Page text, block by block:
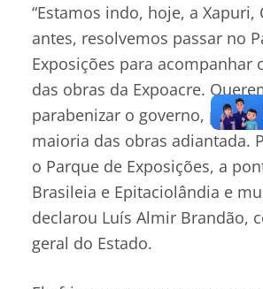
“Estamos indo, hoje, a Xapuri,
antes, resolvemos passar no
Exposições para acompanhar
das obras da Expoacre.
parabenizar o governo,
maioria das obras adiantada.
o Parque de Exposições, a
Brasileia e Epitaciolândia e
declarou Luís Almir Brandão,
geral do Estado.